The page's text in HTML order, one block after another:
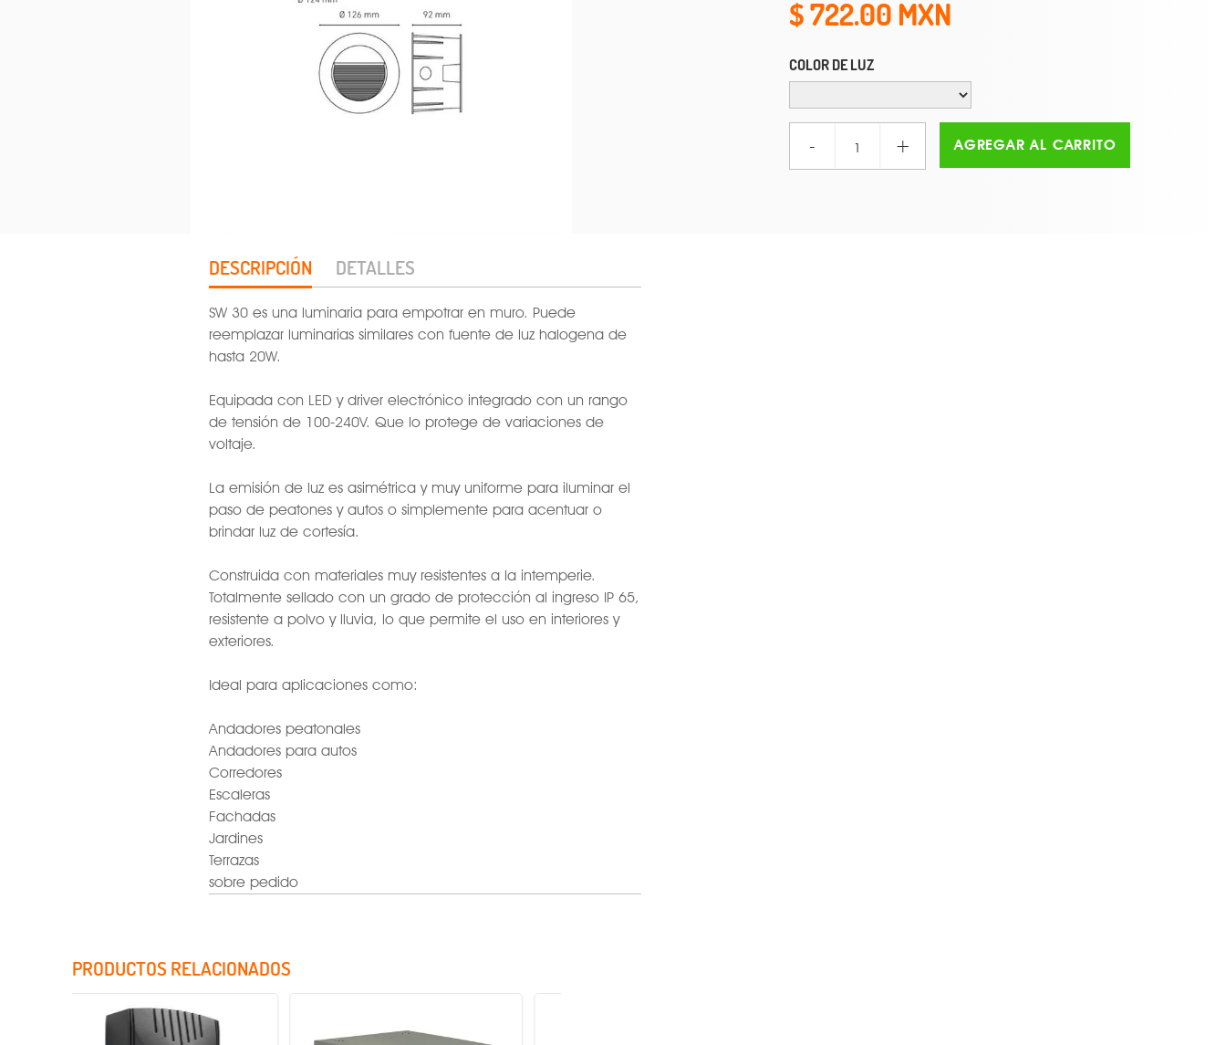
722.00
COLOR DE LUZ
- + AGREGAR AL CARRITO
DESCRIPCIÓN DETALLES
SW 30 es una luminaria para empotrar en muro. Puede
reemplazar luminarias similares con fuente de luz halogena de
hasta 20W.
Equipada con LED y driver electrónico integrado con un rango
de tensión de 100-240V. Que lo protege de variaciones de
voltaje.
La emisión de luz es asimétrica y muy uniforme para iluminar el
paso de peatones y autos o simplemente para acentuar o
brindar luz de cortesía.
Construida con materiales muy resistentes a la intemperie.
Totalmente sellado con un grado de protección al ingreso IP 65,
resistente a polvo y lluvia, lo que permite el uso en interiores y
exteriores.
Ideal para aplicaciones como:
Andadores peatonales
Andadores para autos
Corredores
Escaleras
Fachadas
Jardines
Terrazas
sobre pedido
Fuente de alimentación
PRODUCTOS RELACIONADOS